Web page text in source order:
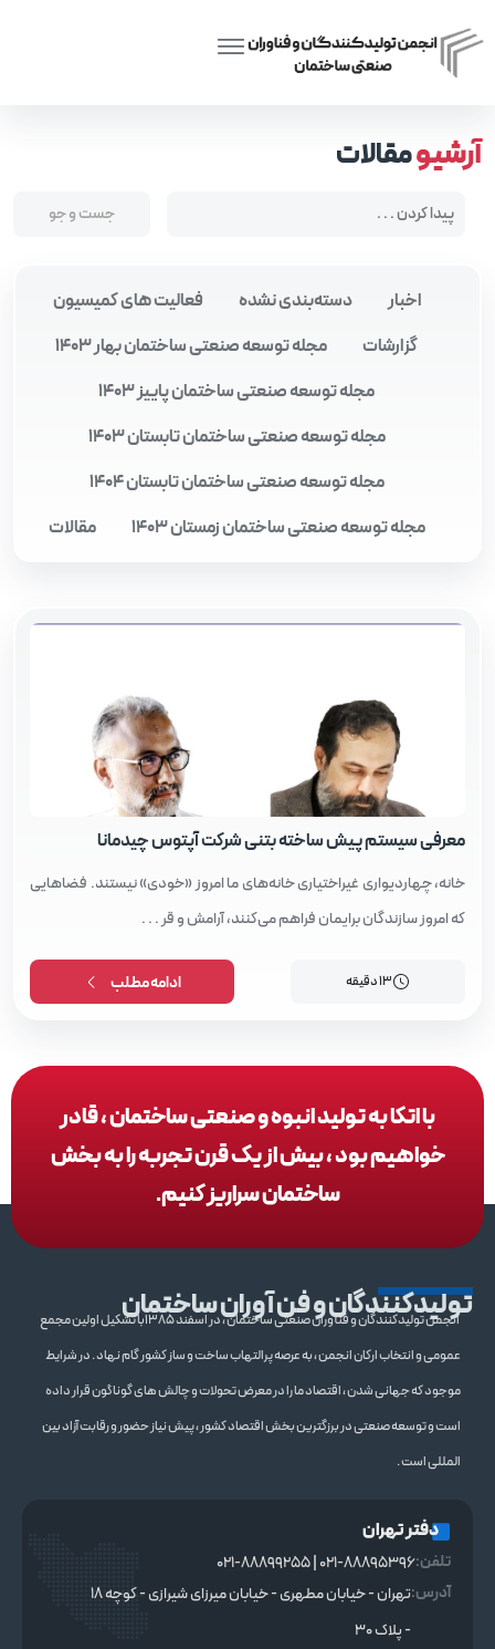
آرشیومقالات
اخبار دسته‌بندی نشده
فعالیت های کمیسیون
گزارشات
مجله توسعه صنعتی ساختمان بهار 1403
مجله توسعه صنعتی ساختمان پاییز 1403
مجله توسعه صنعتی ساختمان تابستان 1403
مجله توسعه صنعتی ساختمان تابستان 1404
مجله توسعه صنعتی ساختمان زمستان 1403
مقالات
مقالات
معرفی سیستم پیش‌ ساخته بتنی شرکت آپتوس چیدمانا
خانه، چهاردیواری غیراختیاری خانه‌های ما امروز «خودی» نیستند. فضاهایی
که امروز سازندگان برایمان فراهم می‌کنند، آرامش و قر . . .
13 دقیقه ادامه مطلب
با اتکا به تولید انبوه و صنعتی ساختمان ، قادر
خواهیم بود ، بیش از یک قرن تجربه را به بخش
ساختمان سراریز کنیم.
تولیدکنندگان و فن آوران ساختمانانجمن تولیدکنندگان و فنآوران صنعتی ساختمان ، در اسفند 1385با تشکیل اولین مجمع
عمومی و انتخاب ارکان انجمن ، به عرصه پرالتهاب ساخت و ساز کشور گام نهاد . در شرایط
موجود که جهانی شدن ، اقتصاد ما را در معرض تحولات و چالش های گوناگون قرار داده
است و توسعه صنعتی در برزگترین بخش اقتصاد کشور ، پیش نیاز حضور و رقابت آزاد بین
المللی است .
دفتر تهران
تلفن:021-88895396 | 021-88899255
آدرس:
تهران - خیابان مطهری - خیابان میرزای شیرازی - کوچه ۱۸
- پلاک ۳۰